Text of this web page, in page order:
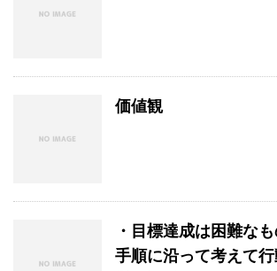
価値観
・目標達成は困難な
手順に沿って考えて